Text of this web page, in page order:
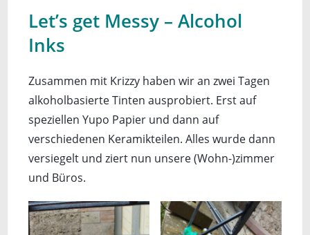
Let’s get Messy – Alcohol
Inks
Zusammen mit Krizzy haben wir an zwei Tagen
alkoholbasierte Tinten ausprobiert. Erst auf
speziellen Yupo Papier und dann auf
verschiedenen Keramikteilen. Alles wurde dann
versiegelt und ziert nun unsere (Wohn-)zimmer
und Büros.